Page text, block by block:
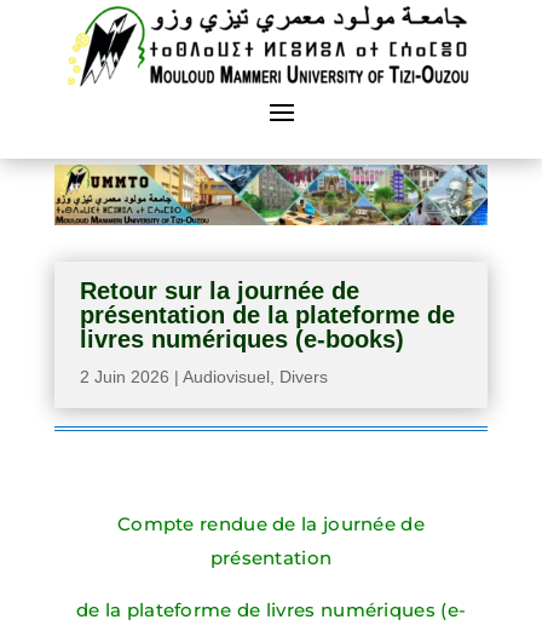
Retour sur la journée de
présentation de la plateforme de
livres numériques (e-books)
2 Juin 2026 | Audiovisuel, Divers
Compte rendue de la journée de
présentation
de la plateforme de livres numériques (e-